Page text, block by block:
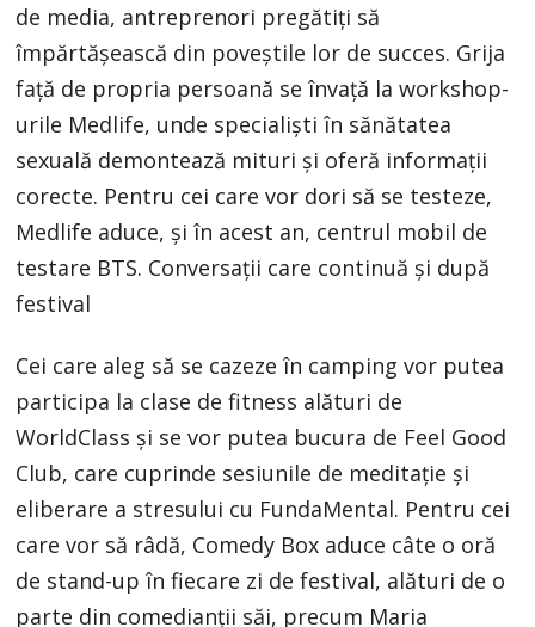
de media, antreprenori pregătiți să
împărtășească din poveștile lor de succes. Grija
față de propria persoană se învață la workshop-
urile Medlife, unde specialiști în sănătatea
sexuală demontează mituri și oferă informații
corecte. Pentru cei care vor dori să se testeze,
Medlife aduce, și în acest an, centrul mobil de
testare BTS. Conversații care continuă și după
festival
Cei care aleg să se cazeze în camping vor putea
participa la clase de fitness alături de
WorldClass și se vor putea bucura de Feel Good
Club, care cuprinde sesiunile de meditație și
eliberare a stresului cu FundaMental. Pentru cei
care vor să râdă, Comedy Box aduce câte o oră
de stand-up în fiecare zi de festival, alături de o
parte din comedianții săi, precum Maria